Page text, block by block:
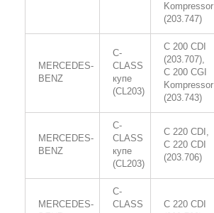
Kompressor
(203.747)
MERCEDES-
BENZ
C-
CLASS
купе
(CL203)
C 200 CDI
(203.707),
C 200 CGI
Kompressor
(203.743)
MERCEDES-
BENZ
C-
CLASS
купе
(CL203)
C 220 CDI,
C 220 CDI
(203.706)
MERCEDES-
C-
CLASS
C 220 CDI